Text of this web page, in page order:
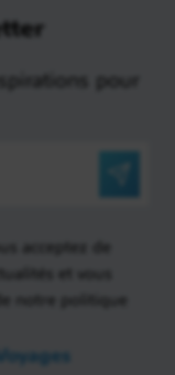
pour
acceptez de
et vous
notre politique